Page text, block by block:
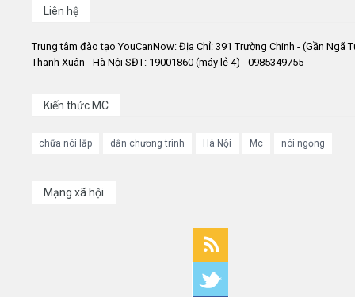
Liên hệ
Trung tâm đào tạo YouCanNow: Địa Chỉ: 391 Trường Chinh - (Gần Ngã
Thanh Xuân - Hà Nội SĐT: 19001860 (máy lẻ 4) - 0985349755
Kiến thức MC
chữa nói lắp dẫn chương trình Hà Nội Mc nói ngọng
Mạng xã hội